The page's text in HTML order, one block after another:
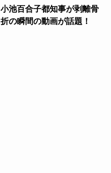
小池百合子都知事が剥離骨
折の瞬間の動画が話題！